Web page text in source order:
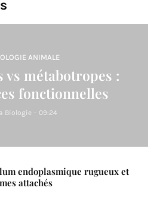
ANIMALE
vs métabotropes :
fonctionnelles
Biologie - 09:24
endoplasmique rugueux et
attachés